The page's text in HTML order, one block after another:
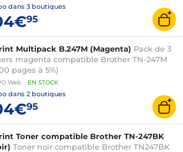
dans 3 boutiques
95
Multipack B.247M (Magenta) Pack de 3
magenta compatible Brother TN-247M
pages à 5%)
Web : EN STOCK
dans 2 boutiques
95
Toner compatible Brother TN-247BK
Toner noir compatible Brother TN247BK